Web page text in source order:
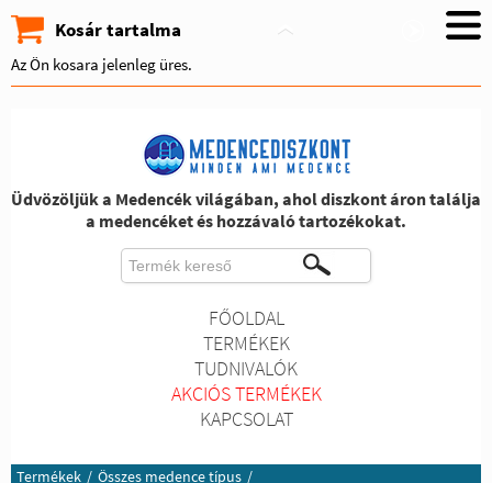
Kosár tartalma
Az Ön kosara jelenleg üres.
Üdvözöljük a Medencék világában, ahol diszkont áron találja
a medencéket és hozzávaló tartozékokat.
FŐOLDAL
TERMÉKEK
TUDNIVALÓK
AKCIÓS TERMÉKEK
KAPCSOLAT
Termékek / Összes medence típus /